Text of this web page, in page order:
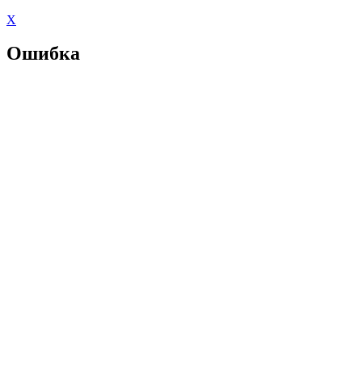
X
Ошибка